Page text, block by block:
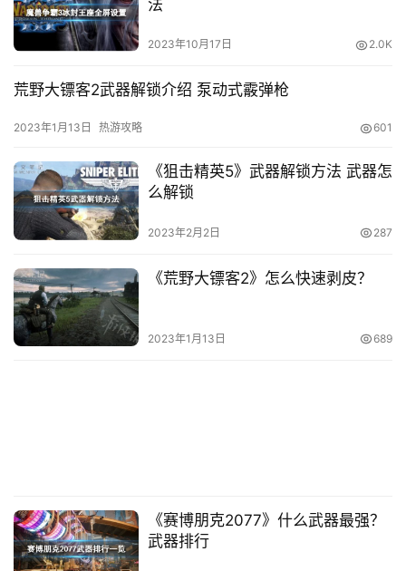
工
风险基本只有进门的期间，之后就随意了，抓不到，非
法
2023年10月17日 2.0K
荒野大镖客2武器解锁介绍 泵动式霰弹枪
2023年1月13日 热游攻略 601
《狙击精英5》武器解锁方法 武器怎
么解锁
2023年2月2日 287
《荒野大镖客2》怎么快速剥皮？
2023年1月13日 689
《赛博朋克2077》什么武器最强？
武器排行